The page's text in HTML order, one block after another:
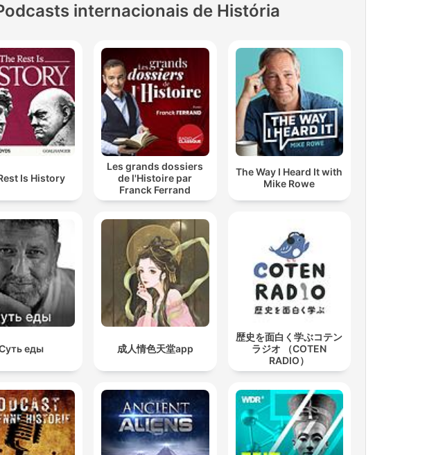
internacionais de História
Is History
Les grands dossiers
de l'Histoire par
Franck Ferrand
The Way I Heard It with
Mike Rowe
еды 成人情色天堂app
歴史を面白く学ぶコテン
ラジオ （COTEN
RADIO）